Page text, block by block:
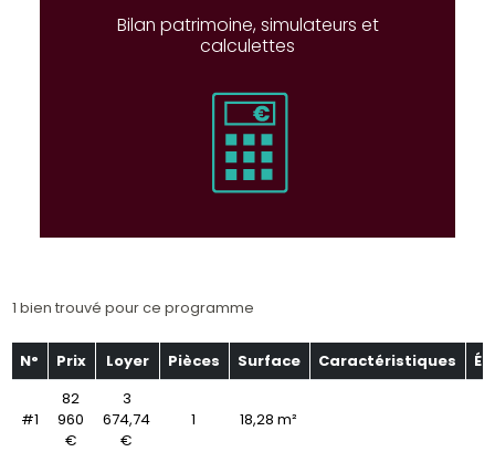
Bilan patrimoine, simulateurs et
calculettes
1 bien trouvé pour ce programme
N° Prix Loyer Pièces Surface Caractéristiques
#1
82
960
€
3
674,74
€
1 18,28 m²